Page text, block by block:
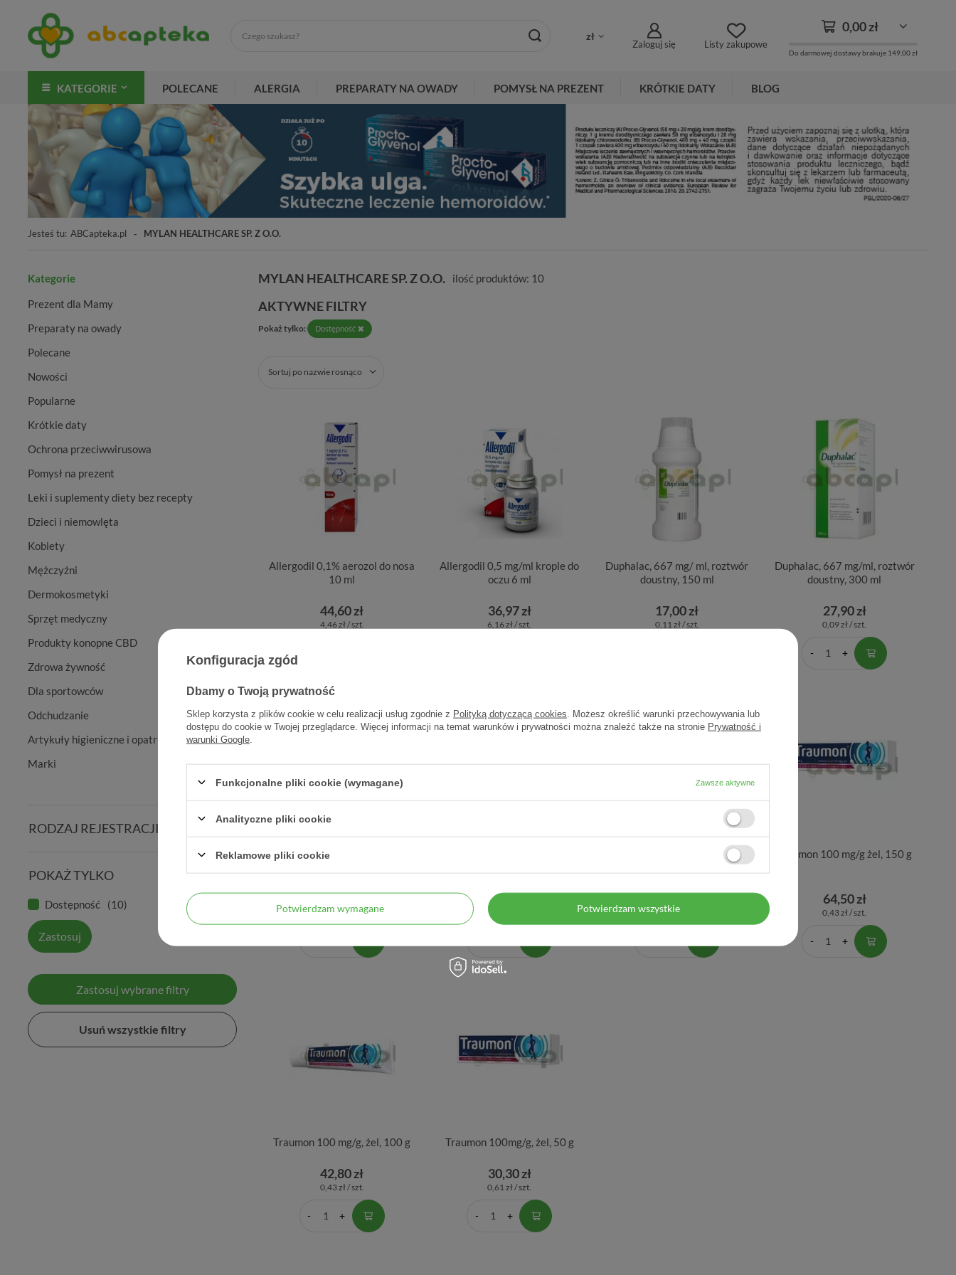
zł
Zaloguj się Listy zakupowe
0,00 zł
Do darmowej dostawy brakuje 149,00 zł
KATEGORIE POLECANE ALERGIA PREPARATY NA OWADY POMYSŁ NA PREZENT KRÓTKIE DATY BLOG
Jesteś tu: ABCapteka.pl MYLAN HEALTHCARE SP. Z O.O.
Kategorie
Prezent dla Mamy
Preparaty na owady
Polecane
Nowości
Popularne
Krótkie daty
Ochrona przeciwwirusowa
Pomysł na prezent
Leki i suplementy diety bez recepty
Dzieci i niemowlęta
Kobiety
Mężczyźni
Dermokosmetyki
Sprzęt medyczny
Produkty konopne CBD
Zdrowa żywność
Dla sportowców
Odchudzanie
Artykuły higieniczne i opatrunkowe
Marki
RODZAJ REJESTRACJI
POKAŻ TYLKO
Dostępność 10
Zastosuj
Zastosuj wybrane filtry
Usuń wszystkie filtry
MYLAN HEALTHCARE SP. Z O.O. ilość produktów: 10
AKTYWNE FILTRY
Pokaż tylko: Dostępność
Sortuj po nazwie rosnąco
Allergodil 0,1% aerozol do nosa
10 ml
44,60 zł
4,46 zł / szt.
Allergodil 0,5 mg/ml krople do
oczu 6 ml
36,97 zł
6,16 zł / szt.
Duphalac, 667 mg/ ml, roztwór
doustny, 150 ml
17,00 zł
0,11 zł / szt.
Duphalac, 667 mg/ml, roztwór
doustny, 300 ml
27,90 zł
0,09 zł / szt.
Duspatalin 135 mg Gastro, 15
10,96 zł
0,73 zł / szt.
59,45 zł
1,19 zł / szt.
Reparil, 20 mg, 40 tabletek
27,30 zł
0,68 zł / szt.
Traumon 100 mg/g żel, 150 g
64,50 zł
0,43 zł / szt.
Traumon 100 mg/g, żel, 100 g
42,80 zł
0,43 zł / szt.
Traumon 100mg/g, żel, 50 g
30,30 zł
0,61 zł / szt.
Konfiguracja zgód
Dbamy o Twoją prywatność
Sklep korzysta z plików cookie w celu realizacji usług zgodnie z Polityką dotyczącą cookies . Możesz określić warunki przechowywania lub
dostępu do cookie w Twojej przeglądarce. Więcej informacji na temat warunków i prywatności można znaleźć także na stronie Prywatność i
warunki Google
Funkcjonalne pliki cookie (wymagane) Zawsze aktywne
Analityczne pliki cookie
Reklamowe pliki cookie
Potwierdzam wymagane Potwierdzam wszystkie